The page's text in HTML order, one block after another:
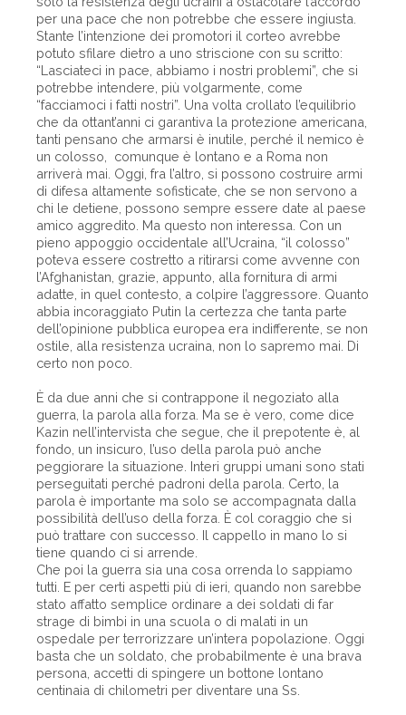
per una pace che non potrebbe che essere ingiusta.
Stante l’intenzione dei promotori il corteo avrebbe
potuto sfilare dietro a uno striscione con su scritto:
“Lasciateci in pace, abbiamo i nostri problemi”, che si
potrebbe intendere, più volgarmente, come
“facciamoci i fatti nostri”. Una volta crollato l’equilibrio
che da ottant’anni ci garantiva la protezione americana,
tanti pensano che armarsi è inutile, perché il nemico è
un colosso, comunque è lontano e a Roma non
arriverà mai. Oggi, fra l’altro, si possono costruire armi
di difesa altamente sofisticate, che se non servono a
chi le detiene, possono sempre essere date al paese
amico aggredito. Ma questo non interessa. Con un
pieno appoggio occidentale all’Ucraina, “il colosso”
poteva essere costretto a ritirarsi come avvenne con
l’Afghanistan, grazie, appunto, alla fornitura di armi
adatte, in quel contesto, a colpire l’aggressore. Quanto
abbia incoraggiato Putin la certezza che tanta parte
dell’opinione pubblica europea era indifferente, se non
ostile, alla resistenza ucraina, non lo sapremo mai. Di
certo non poco.
È da due anni che si contrappone il negoziato alla
guerra, la parola alla forza. Ma se è vero, come dice
Kazin nell’intervista che segue, che il prepotente è, al
fondo, un insicuro, l’uso della parola può anche
peggiorare la situazione. Interi gruppi umani sono stati
perseguitati perché padroni della parola. Certo, la
parola è importante ma solo se accompagnata dalla
possibilità dell’uso della forza. È col coraggio che si
può trattare con successo. Il cappello in mano lo si
tiene quando ci si arrende.
Che poi la guerra sia una cosa orrenda lo sappiamo
tutti. E per certi aspetti più di ieri, quando non sarebbe
stato affatto semplice ordinare a dei soldati di far
strage di bimbi in una scuola o di malati in un
ospedale per terrorizzare un’intera popolazione. Oggi
basta che un soldato, che probabilmente è una brava
persona, accetti di spingere un bottone lontano
centinaia di chilometri per diventare una Ss.